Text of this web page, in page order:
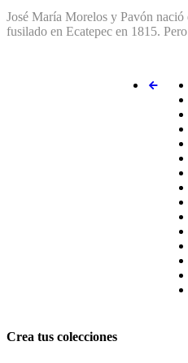
José María Morelos y Pavón
fusilado en Ecatepec en 1815.
Crea tus colecciones